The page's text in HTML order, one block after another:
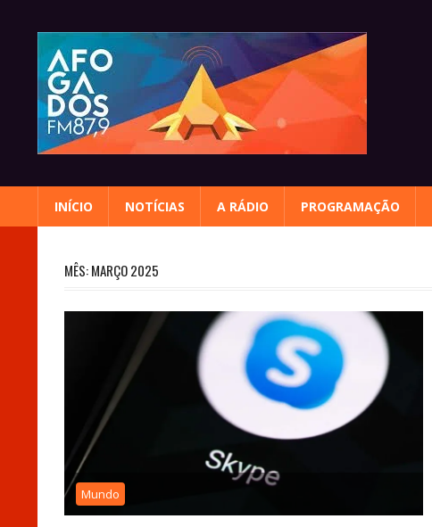
content
INÍCIO NOTÍCIAS A RÁDIO PROGRAMAÇÃO
MÊS:MARÇO 2025
Mundo